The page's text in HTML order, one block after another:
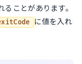
ことがあります。
に値を入れ